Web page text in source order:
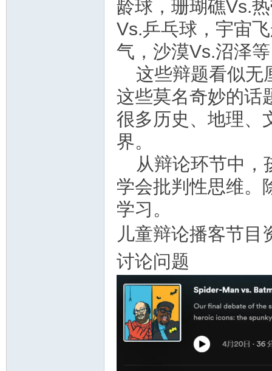
龄球，珊瑚礁Vs.
Vs.乒乓球，宇宙
气，沙漠Vs.沼泽
这些辩题看似无
这些莫名奇妙的话
很多历史、地理、
界。
从辩论环节中，
学会批判性思维。
学习。
儿童辩论播客节目
讨论问题